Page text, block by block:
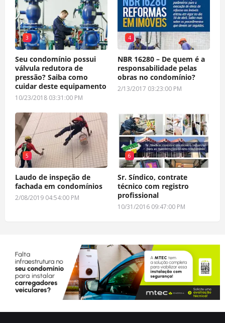
3
Seu condomínio possui
válvula redutora de
pressão? Saiba como
cuidar deste equipamento
10/23/2018 03:31:00 PM
4
NBR 16280 – De quem é a
responsabilidade pelas
obras no condomínio?
2/13/2017 03:23:00 PM
5
Laudo de inspeção de
fachada em condomínios
2/08/2019 04:54:00 PM
6
Sr. Síndico, contrate
técnico com registro
profissional
10/31/2016 09:47:00 PM